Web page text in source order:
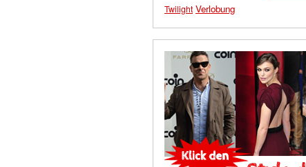
Twilight Verlobung